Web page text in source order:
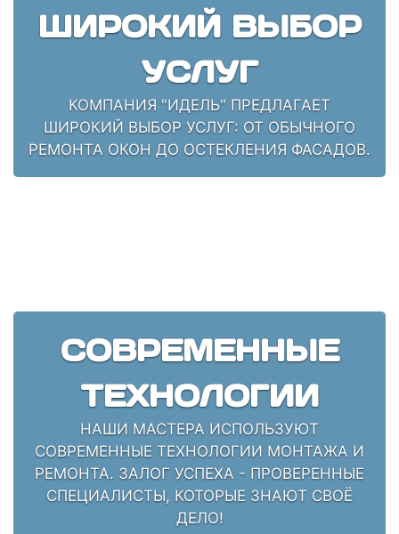
ШИРОКИЙ ВЫБОР
УСЛУГ
КОМПАНИЯ "ИДЕЛЬ" ПРЕДЛАГАЕТ
ШИРОКИЙ ВЫБОР УСЛУГ: ОТ ОБЫЧНОГО
РЕМОНТА ОКОН ДО ОСТЕКЛЕНИЯ ФАСАДОВ.
СОВРЕМЕННЫЕ
ТЕХНОЛОГИИ
НАШИ МАСТЕРА ИСПОЛЬЗУЮТ
СОВРЕМЕННЫЕ ТЕХНОЛОГИИ МОНТАЖА И
РЕМОНТА. ЗАЛОГ УСПЕХА - ПРОВЕРЕННЫЕ
СПЕЦИАЛИСТЫ, КОТОРЫЕ ЗНАЮТ СВОЁ
ДЕЛО!